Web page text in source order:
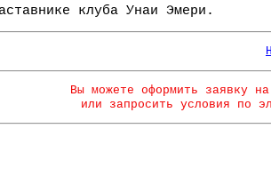
клуба Унаи Эмери.
Вы можете оформить заявку
или запросить условия по